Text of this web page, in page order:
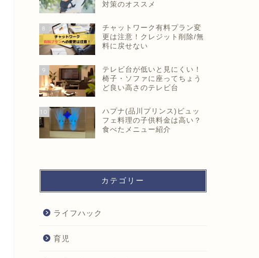
対策のオススメ
8
チャットワーク有料プラン変
更は注意！クレジット削除/無
料に戻せない
9
テレビ台が低いと見にくい！
椅子・ソファに座ってちょう
ど良い高さのテレビ台
10
ハプナ(品川プリンス)ビュッ
フェ料理の子供料金は高い？
食べたメニュー紹介
カテゴリー
ライフハック
育児